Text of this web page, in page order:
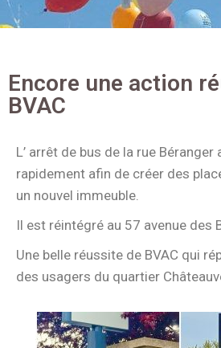
Encore une action
BVAC
L’ arrêt de bus de la rue
rapidement afin de créer des
un nouvel immeuble.
Il est réintégré au 57 avenue des
Une belle réussite de BVAC qui
des usagers du quartier